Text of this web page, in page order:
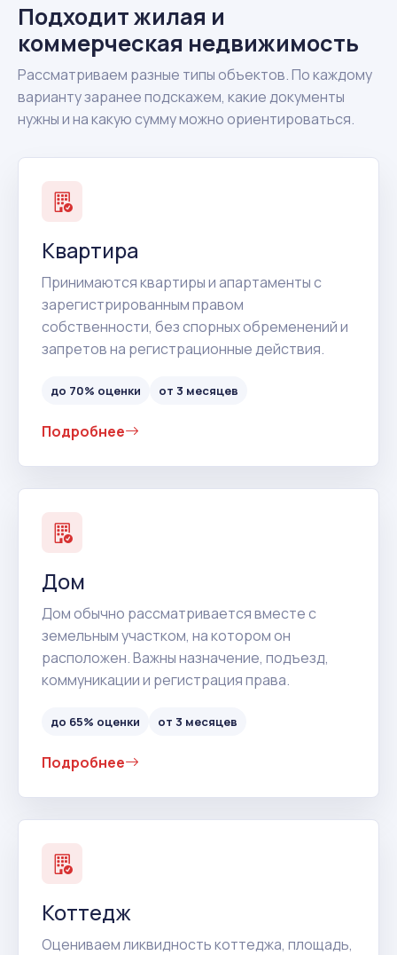
Подходит жилая и
коммерческая недвижимость
Рассматриваем разные типы объектов. По каждому
варианту заранее подскажем, какие документы
нужны и на какую сумму можно ориентироваться.
Квартира
Принимаются квартиры и апартаменты с
зарегистрированным правом
собственности, без спорных обременений и
запретов на регистрационные действия.
до 70% оценки от 3 месяцев
Подробнее
Дом
Дом обычно рассматривается вместе с
земельным участком, на котором он
расположен. Важны назначение, подъезд,
коммуникации и регистрация права.
до 65% оценки от 3 месяцев
Подробнее
Коттедж
Оцениваем ликвидность коттеджа, площадь,